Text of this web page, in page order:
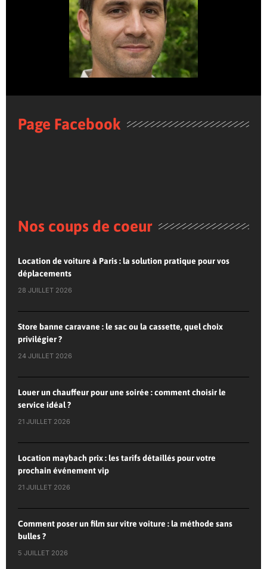
Page Facebook
Nos coups de coeur
Location de voiture à Paris : la solution pratique pour vos
déplacements
28 JUILLET 2026
Store banne caravane : le sac ou la cassette, quel choix
privilégier ?
24 JUILLET 2026
Louer un chauffeur pour une soirée : comment choisir le
service idéal ?
21 JUILLET 2026
Location maybach prix : les tarifs détaillés pour votre
prochain événement vip
21 JUILLET 2026
Comment poser un film sur vitre voiture : la méthode sans
bulles ?
5 JUILLET 2026